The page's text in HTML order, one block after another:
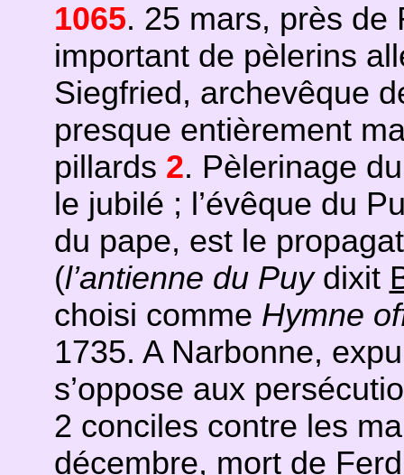
1065. 25 mars, près de
important de pèlerins
Siegfried, archevêque
presque entièrement
pillards 2. Pèlerinage
le jubilé ; l’évêque du
du pape, est le
(l’antienne du Puydixit
choisi comme Hymne
1735. A Narbonne,
s’oppose aux
2 conciles contre les
décembre, mort de